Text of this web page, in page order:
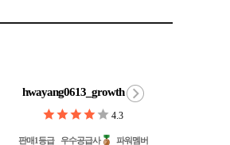
hwayang0613_growth
4.3
판매1등급 우수공급사 파워멤버